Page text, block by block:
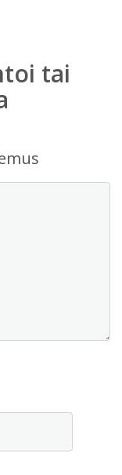
tai